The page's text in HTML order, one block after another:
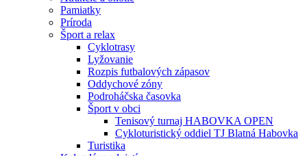
Pamiatky
Príroda
Šport a relax
Cyklotrasy
Lyžovanie
Rozpis futbalových zápasov
Oddychové zóny
Podroháčska časovka
Šport v obci
Tenisový turnaj HABOVKA OPEN
Cykloturistický oddiel TJ Blatná Habovka
Turistika